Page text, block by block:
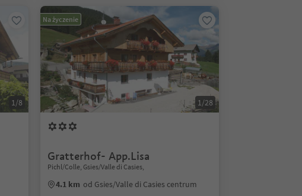
1/8
Na życzenie
1/28
Gratterhof- App.Lisa
Pichl/Colle, Gsies/Valle di Casies,
4.1 km od Gsies/Valle di Casies centrum